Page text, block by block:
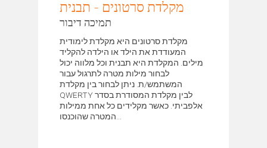
מקלדת סרטונים - תבנית
תמיכה דיבור
מקלדת סרטונים היא מקלדת לימודית
המעודדת את הילד או הילדה להקליד
מילים. המקלדת היא תבנית וכל מלווה יכול
לבחור מילות מטרה לתרגול עבור
המשתמש/ת. ניתן לבחור בין מקלדת
QWERTY לבין מקלדת המסודרת בסדר
אלפביתי. כאשר מקלידים כל אחת ממילות